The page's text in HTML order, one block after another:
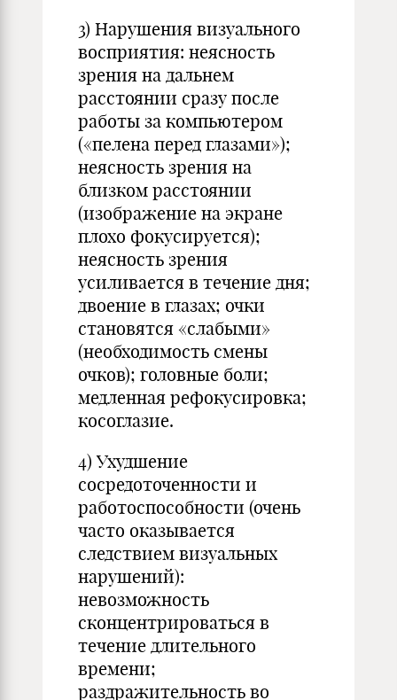
3) Нарушения визуального
восприятия: неясность
зрения на дальнем
расстоянии сразу после
работы за компьютером
(«пелена перед глазами»);
неясность зрения на
близком расстоянии
(изображение на экране
плохо фокусируется);
неясность зрения
усиливается в течение дня;
двоение в глазах; очки
становятся «слабыми»
(необходимость смены
очков); головные боли;
медленная рефокусировка;
косоглазие.
4) Ухудшение
сосредоточенности и
работоспособности (очень
часто оказывается
следствием визуальных
нарушений):
невозможность
сконцентрироваться в
течение длительного
времени;
раздражительность во